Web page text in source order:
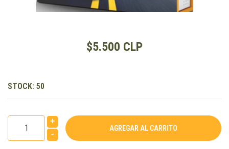
$5.500 CLP
STOCK: 50
+
-